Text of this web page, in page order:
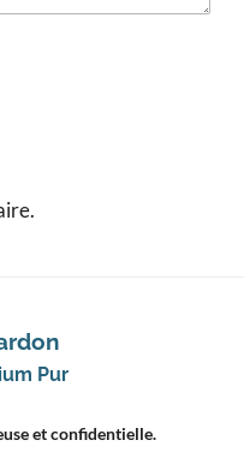
Pur
et confidentielle.